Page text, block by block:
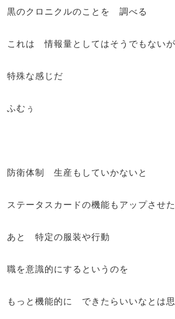
黒のクロニクルのことを 調べる
これは 情報量としてはそうでもないが
特殊な感じだ
ふむぅ
防衛体制 生産もしていかないと
ステータスカードの機能もアップさせ
あと 特定の服装や行動
職を意識的にするというのを
もっと機能的に できたらいいなとは思